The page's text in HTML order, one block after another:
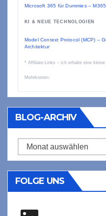
Microsoft 365 für Dummies –
KI & NEUE TECHNOLOGIEN
Model Context Protocol (MCP) –
Architektur
* Affiliate-Links – ich erhalte eine
Mehrkosten.
BLOG-ARCHIV
Blog-
Archiv
FOLGE UNS
LinkedIn